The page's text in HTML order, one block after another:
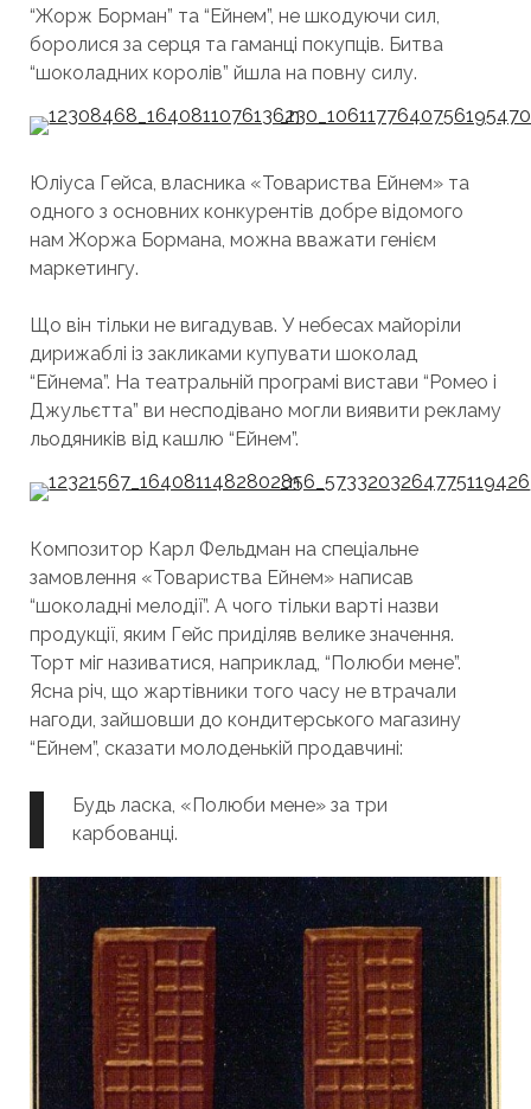
“Жорж Борман” та “Ейнем”, не шкодуючи сил,
боролися за серця та гаманці покупців. Битва
“шоколадних королів” йшла на повну силу.
Юліуса Гейса, власника «Товариства Ейнем» та
одного з основних конкурентів добре відомого
нам Жоржа Бормана, можна вважати генієм
маркетингу.
Що він тільки не вигадував. У небесах майоріли
дирижаблі із закликами купувати шоколад
“Ейнема”. На театральній програмі вистави “Ромео і
Джульєтта” ви несподівано могли виявити рекламу
льодяників від кашлю “Ейнем”.
Композитор Карл Фельдман на спеціальне
замовлення «Товариства Ейнем» написав
“шоколадні мелодії”. А чого тільки варті назви
продукції, яким Гейс приділяв велике значення.
Торт міг називатися, наприклад, “Полюби мене”.
Ясна річ, що жартівники того часу не втрачали
нагоди, зайшовши до кондитерського магазину
“Ейнем”, сказати молоденькій продавчині:
Будь ласка, «Полюби мене» за три
карбованці.